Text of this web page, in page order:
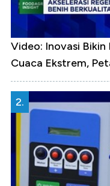
Video: Inovasi Bikin
Cuaca Ekstrem,
2.